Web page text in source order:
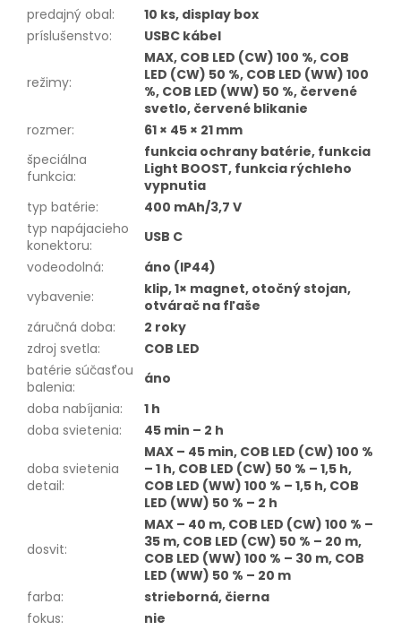
predajný obal:
10 ks, display box
príslušenstvo: USBC kábel
režimy:
MAX, COB LED (CW) 100 %, COB
LED (CW) 50 %, COB LED (WW) 100
%, COB LED (WW) 50 %, červené
svetlo, červené blikanie
rozmer:
61 × 45 × 21 mm
špeciálna
funkcia:
funkcia ochrany batérie, funkcia
Light BOOST, funkcia rýchleho
vypnutia
typ batérie:
400 mAh/3,7 V
typ napájacieho
konektoru:
USB C
vodeodolná:
áno (IP44)
vybavenie:
klip, 1× magnet, otočný stojan,
otvárač na fľaše
záručná doba:
2 roky
zdroj svetla:
COB LED
batérie súčasťou
balenia:
áno
doba nabíjania:
1 h
doba svietenia: 45 min – 2 h
doba svietenia
detail:
MAX – 45 min, COB LED (CW) 100 %
– 1 h, COB LED (CW) 50 % – 1,5 h,
COB LED (WW) 100 % – 1,5 h, COB
LED (WW) 50 % – 2 h
dosvit:
MAX – 40 m, COB LED (CW) 100 % –
35 m, COB LED (CW) 50 % – 20 m,
COB LED (WW) 100 % – 30 m, COB
LED (WW) 50 % – 20 m
farba:
strieborná, čierna
fokus:
nie